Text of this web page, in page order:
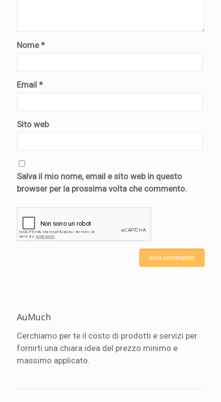
Nome*
Email *
Sito web
Salva il mio nome, email e sito web in questo
browser per la prossima volta che commento.
AuMuch
Cerchiamo per te il costo di prodotti e servizi per
fornirti una chiara idea del prezzo minimo e
massimo applicato.